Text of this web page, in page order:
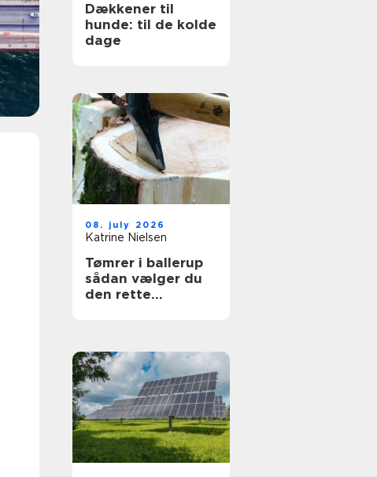
Dækkener til
hunde: til de kolde
dage
08. july 2026
Katrine Nielsen
Tømrer i ballerup
sådan vælger du
den rette